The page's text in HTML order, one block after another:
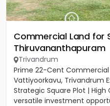
Commercial Land for
Thiruvananthapuram
Trivandrum
Prime 22-Cent Commercial
Vattiyoorkavu, Trivandrum
Strategic Square Plot | High
versatile investment